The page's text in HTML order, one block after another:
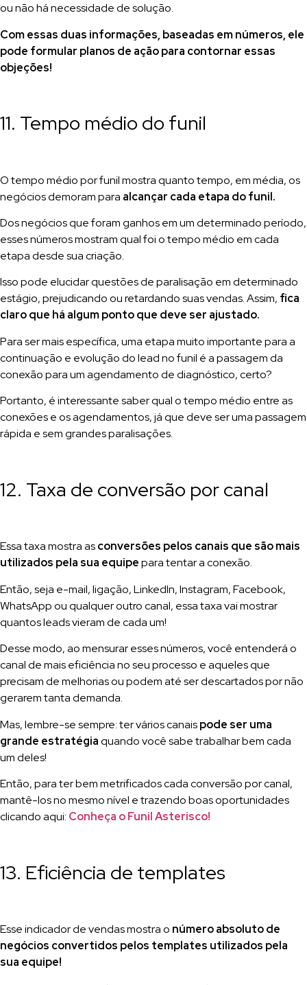
ou não há necessidade de solução.
Com essas duas informações, baseadas em números, ele
pode formular planos de ação para contornar essas
objeções!
11. Tempo médio do funil
O tempo médio por funil mostra quanto tempo, em média, os
negócios demoram para alcançar cada etapa do funil.
Dos negócios que foram ganhos em um determinado período,
esses números mostram qual foi o tempo médio em cada
etapa desde sua criação.
Isso pode elucidar questões de paralisação em determinado
estágio, prejudicando ou retardando suas vendas. Assim, fica
claro que há algum ponto que deve ser ajustado.
Para ser mais específica, uma etapa muito importante para a
continuação e evolução do lead no funil é a passagem da
conexão para um agendamento de diagnóstico, certo?
Portanto, é interessante saber qual o tempo médio entre as
conexões e os agendamentos, já que deve ser uma passagem
rápida e sem grandes paralisações.
12. Taxa de conversão por canal
Essa taxa mostra asconversões pelos canais que são mais
utilizados pela sua equipepara tentar a conexão.
Então, seja e-mail, ligação, LinkedIn, Instagram, Facebook,
WhatsApp ou qualquer outro canal, essa taxa vai mostrar
quantos leads vieram de cada um!
Desse modo, ao mensurar esses números, você entenderá o
canal de mais eficiência no seu processo e aqueles que
precisam de melhorias ou podem até ser descartados por não
gerarem tanta demanda.
Mas, lembre-se sempre: ter vários canaispode ser uma
grande estratégiaquando você sabe trabalhar bem cada
um deles!
Então, para ter bem metrificados cada conversão por canal,
mantê-los no mesmo nível e trazendo boas oportunidades
clicando aqui: Conheça o Funil Asterisco!
13. Eficiência de templates
Esse indicador de vendas mostra o número absoluto de
negócios convertidos pelos templates utilizados pela
sua equipe!